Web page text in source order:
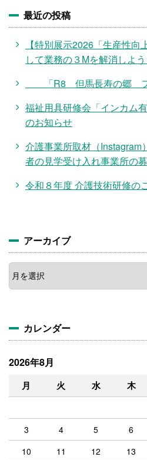
最近の投稿
【特別展示2026「生産性
して業務の３Mを解消しよ
「R8 但馬長寿の郷 フ
福祉用具研修会「インカム
のお知らせ
介護事業所取材（Instagram
者の見学受け入れ事業所の
令和８年度 介護技術研修の
アーカイブ
ア
ー
カ
カレンダー
2026年8月
月 火 水 木
3
4 5 6
10
11 12 13